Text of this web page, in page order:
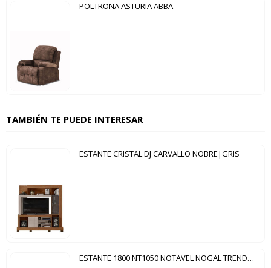
POLTRONA ASTURIA ABBA
TAMBIÉN TE PUEDE INTERESAR
ESTANTE CRISTAL DJ CARVALLO NOBRE|GRIS
ESTANTE 1800 NT1050 NOTAVEL NOGAL TREND | NEGRO